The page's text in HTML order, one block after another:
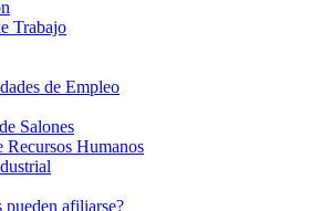
Trabajo
de Empleo
Salones
Recursos Humanos
pueden afiliarse?